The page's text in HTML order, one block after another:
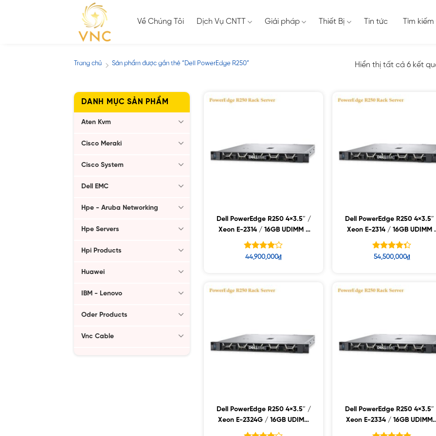
Về Chúng Tôi Dịch Vụ CNTT Giải pháp Thiết Bị Tin tức Tìm kiếm
Trang chủ / Sản phẩm được gắn thẻ “Dell PowerEdge R250” Hiển thị tất cả 6 kết
DANH MỤC SẢN PHẨM
Aten Kvm
Cisco Meraki
Cisco System
Dell EMC
Hpe - Aruba Networking
Hpe Servers
Hpi Products
Huawei
IBM - Lenovo
Oder Products
Vnc Cable
Dell PowerEdge R250 4×3.5″ /
Xeon E-2314 / 16GB UDIMM /
2TB 7.2k
Được
44,900,000₫
Dell PowerEdge R250
Xeon E-2314 / 16GB UDIMM
480GB SSD
Được xếp
54,500,000₫
Dell PowerEdge R250 4×3.5″ /
Xeon E-2324G / 16GB UDIMM
/ 480GB SSD
Dell PowerEdge R250
Xeon E-2334 / 16GB UDIMM
2TB 7.2k